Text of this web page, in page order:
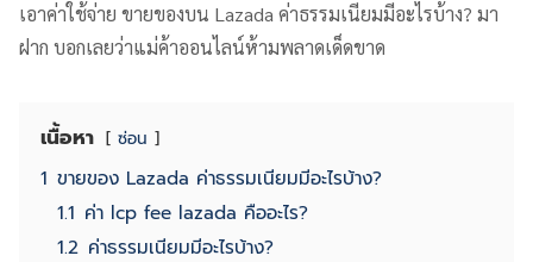
เอาค่าใช้จ่าย ขายของบน Lazada ค่าธรรมเนียมมีอะไรบ้าง? มา
ฝาก บอกเลยว่าแม่ค้าออนไลน์ห้ามพลาดเด็ดขาด
เนื้อหา ซ่อน
1 ขายของ Lazada ค่าธรรมเนียมมีอะไรบ้าง?
1.1 ค่า lcp fee lazada คืออะไร?
1.2 ค่าธรรมเนียมมีอะไรบ้าง?